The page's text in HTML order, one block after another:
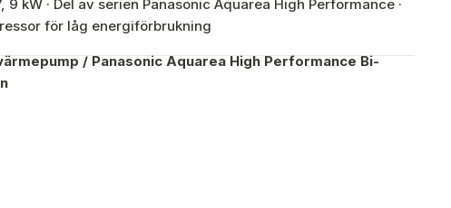
9 kW · Del av serien Panasonic Aquarea High Performance ·
för låg energiförbrukning
/ Panasonic Aquarea High Performance Bi-